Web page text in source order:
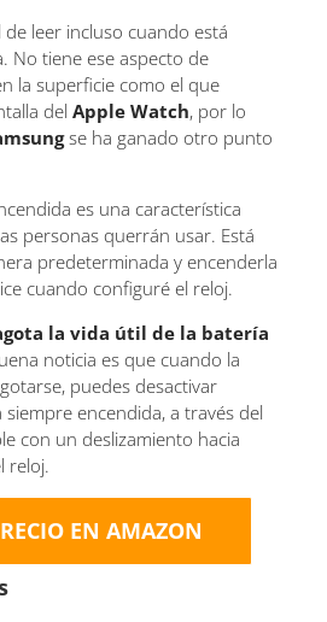
de leer incluso cuando está
No tiene ese aspecto de
la superficie como el que
del Apple Watch, por lo
se ha ganado otro punto
es una característica
personas querrán usar. Está
predeterminada y encenderla
cuando configuré el reloj.
la vida útil de la batería
noticia es que cuando la
puedes desactivar
encendida, a través del
con un deslizamiento hacia
reloj.
EN AMAZON